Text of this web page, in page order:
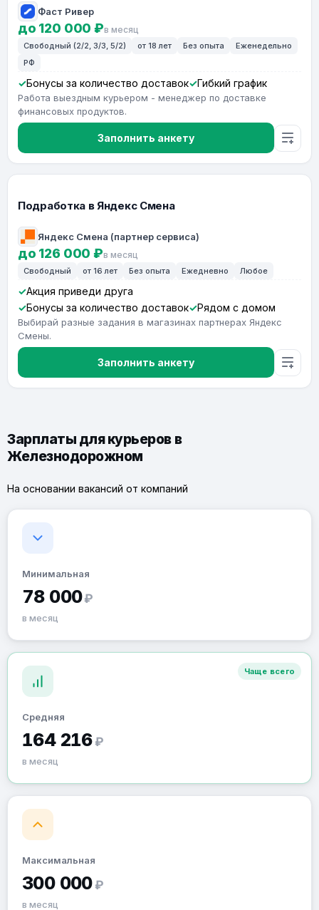
Фаст Ривер
до 120 000 ₽в месяц
Свободный (2/2, 3/3, 5/2) от 18 лет Без опыта
Еженедельно
РФ
Бонусы за количество доставок Гибкий график
Работа выездным курьером - менеджер по доставке
финансовых продуктов.
Заполнить анкету
Подработка в Яндекс Смена
Яндекс Смена (партнер сервиса)
до 126 000 ₽в месяц
Свободный от 16 лет Без опыта Ежедневно Любое
Акция приведи друга
Бонусы за количество доставок
Рядом с домом
Выбирай разные задания в магазинах партнерах Яндекс
Смены.
Заполнить анкету
Зарплаты для курьеров в
Железнодорожном
На основании вакансий от компаний
Минимальная
78 000₽
в месяц
Чаще всего
Средняя
164 216 ₽
в месяц
Максимальная
300 000 ₽
в месяц